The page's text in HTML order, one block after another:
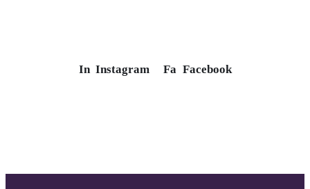
In Instagram Fa Facebook